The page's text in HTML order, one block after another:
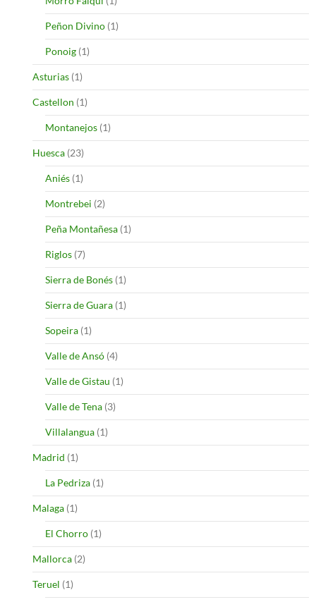
Peñon Divino (1)
Ponoig (1)
Asturias (1)
Castellon (1)
Montanejos (1)
Huesca (23)
Aniés (1)
Montrebei (2)
Peña Montañesa (1)
Riglos (7)
Sierra de Bonés (1)
Sierra de Guara (1)
Sopeira (1)
Valle de Ansó (4)
Valle de Gistau (1)
Valle de Tena (3)
Villalangua (1)
Madrid (1)
La Pedriza (1)
Malaga (1)
El Chorro (1)
Mallorca (2)
Teruel (1)